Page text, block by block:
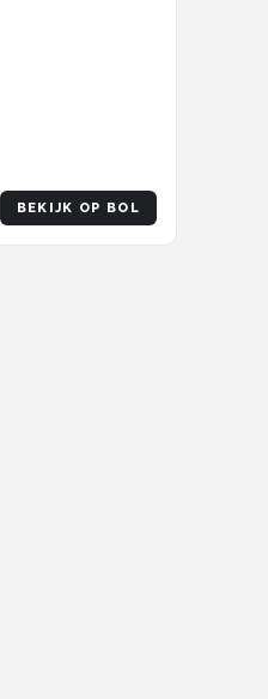
BEKIJK OP BOL